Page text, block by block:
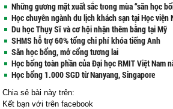
Những gương mặt xuất sắc trong mùa “săn học
Học chuyên ngành du lịch khách sạn tại Học viện
Du học Thụy Sĩ và cơ hội nhận thêm bằng tại Mỹ
SHMS hỗ trợ 60% tổng chi phí khóa tiếng Anh
Săn học bổng, mở cổng tương lai
Học bổng toàn phần của Đại học RMIT Việt Nam
Học bổng 1.000 SGD từ Nanyang, Singapore
Chia sẻ bài này trên:
Kết bạn vớitrên facebook